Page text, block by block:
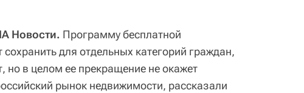
Новости. Программу бесплатной
для отдельных категорий граждан,
но в целом ее прекращение не окажет
рынок недвижимости, рассказали